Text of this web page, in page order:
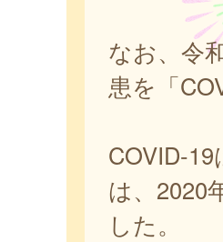
なお、令
患を「
COVID-
は、2020
した。